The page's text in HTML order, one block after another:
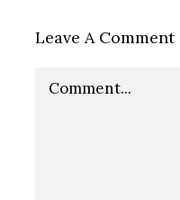
Leave A Comment
Comment